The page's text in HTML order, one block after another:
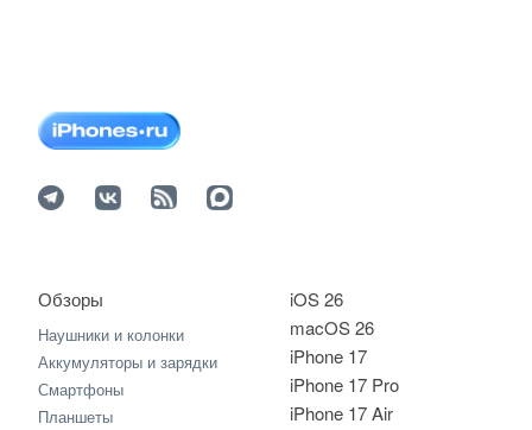
iOS 26
macOS 26
iPhone 17
iPhone 17 Pro
iPhone 17 Air
Обзоры
Наушники и колонки
Аккумуляторы и зарядки
Смартфоны
Планшеты